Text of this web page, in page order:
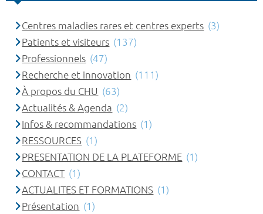
Centres maladies rares et centres experts (3)
Patients et visiteurs (137)
Professionnels (47)
Recherche et innovation (111)
À propos du CHU (63)
Actualités & Agenda (2)
Infos & recommandations (1)
RESSOURCES (1)
PRESENTATION DE LA PLATEFORME (1)
CONTACT (1)
ACTUALITES ET FORMATIONS (1)
Présentation (1)